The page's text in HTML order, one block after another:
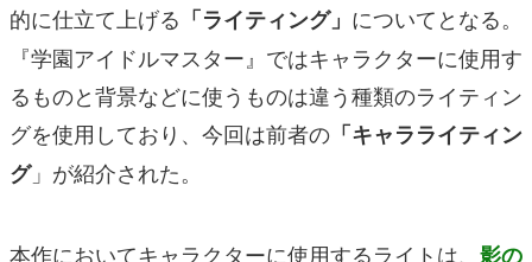
的に仕立て上げる 「ライティング」 についてとなる。
『学園アイドルマスター』ではキャラクターに使用す
るものと背景などに使うものは違う種類のライティン
グを使用しており、今回は前者の 「キャラライティン
グ」が紹介された。
本作においてキャラクターに使用するライトは、 影の